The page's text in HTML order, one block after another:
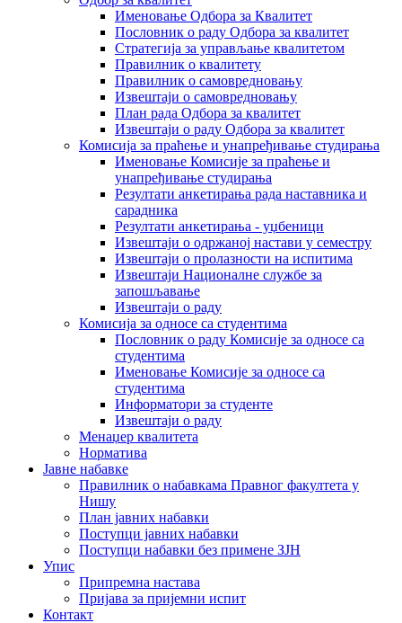
Именовање Одбора за Квалитет
Пословник о раду Одбора за квалитет
Стратегија за управљање квалитетом
Правилник о квалитету
Правилник о самовредновању
Извештаји о самовредновању
План рада Одбора за квалитет
Извештаји о раду Одбора за квалитет
Комисија за праћење и унапређивање студирања
Именовање Комисије за праћење и
унапређивање студирања
Резултати анкетирања рада наставника и
сарадника
Резултати анкетирања - уџбеници
Извештаји о одржаној настави у семестру
Извештаји о пролазности на испитима
Извештаји Националне службе за
запошљавање
Извештаји о раду
Комисија за односе са студентима
Пословник о раду Комисије за односе са
студентима
Именовање Комисије за односе са
студентима
Информатори за студенте
Извештаји о раду
Менаџер квалитета
Норматива
Јавне набавке
Правилник о набавкама Правног факултета у
Нишу
План јавних набавки
Поступци јавних набавки
Поступци набавки без примене ЗЈН
Упис
Припремна настава
Пријава за пријемни испит
Контакт